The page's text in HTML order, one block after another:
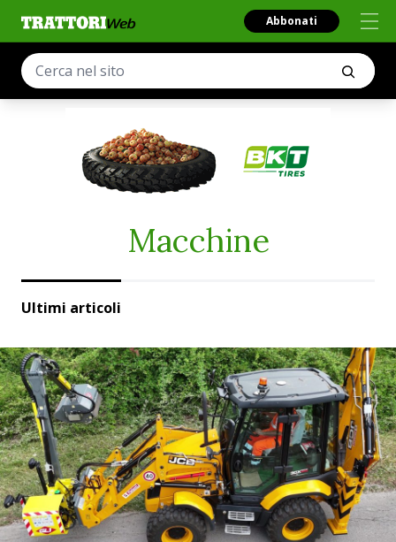
Abbonati
Macchine
Ultimi articoli